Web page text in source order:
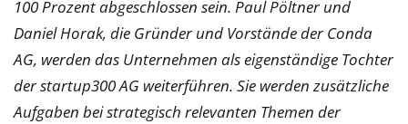
100 Prozent abgeschlossen sein. Paul Pöltner und
Daniel Horak, die Gründer und Vorstände der Conda
AG, werden das Unternehmen als eigenständige Tochter
der startup300 AG weiterführen. Sie werden zusätzliche
Aufgaben bei strategisch relevanten Themen der